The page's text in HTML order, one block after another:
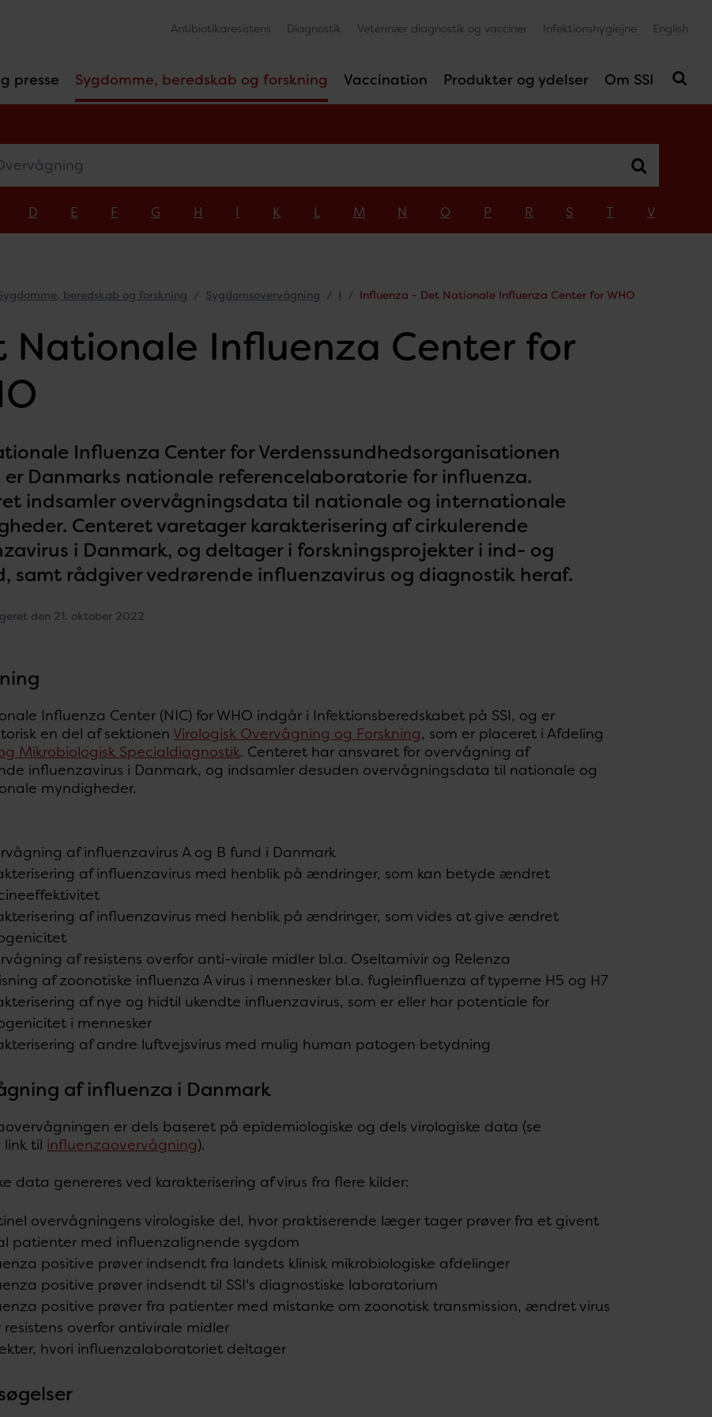
presse Sygdomme, beredskab og forskning Vaccination Produkter og ydelser Om SSI
Antibiotikaresistens Diagnostik Veterinær diagnostik og vacciner Infektionshygiejne English
D E F G H I K L M N O P R S T V
beredskab og forskning Sygdomsovervågning I Influenza - Det Nationale Influenza Center for WHO
Nationale Influenza Center for
Influenza Center for Verdenssundhedsorganisationen
er Danmarks nationale referencelaboratorie for influenza.
indsamler overvågningsdata til nationale og internationale
Centeret varetager karakterisering af cirkulerende
i Danmark, og deltager i forskningsprojekter i ind- og
samt rådgiver vedrørende influenzavirus og diagnostik heraf.
den 21. oktober 2022
Influenza Center (NIC) for WHO indgår i Infektionsberedskabet på SSI, og er
en del af sektionen Virologisk Overvågning og Forskning, som er placeret i Afdeling
Mikrobiologisk Specialdiagnostik. Centeret har ansvaret for overvågning af
influenzavirus i Danmark, og indsamler desuden overvågningsdata til nationale og
myndigheder.
af influenzavirus A og B fund i Danmark
af influenzavirus med henblik på ændringer, som kan betyde ændret
af influenzavirus med henblik på ændringer, som vides at give ændret
af resistens overfor anti-virale midler bl.a. Oseltamivir og Relenza
af zoonotiske influenza A virus i mennesker bl.a. fugleinfluenza af typerne H5 og H7
af nye og hidtil ukendte influenzavirus, som er eller har potentiale for
i mennesker
af andre luftvejsvirus med mulig human patogen betydning
af influenza i Danmark
er dels baseret på epidemiologiske og dels virologiske data (se
til influenzaovervågning).
data genereres ved karakterisering af virus fra flere kilder:
overvågningens virologiske del, hvor praktiserende læger tager prøver fra et givent
patienter med influenzalignende sygdom
positive prøver indsendt fra landets klinisk mikrobiologiske afdelinger
positive prøver indsendt til SSI's diagnostiske laboratorium
positive prøver fra patienter med mistanke om zoonotisk transmission, ændret virus
resistens overfor antivirale midler
hvori influenzalaboratoriet deltager